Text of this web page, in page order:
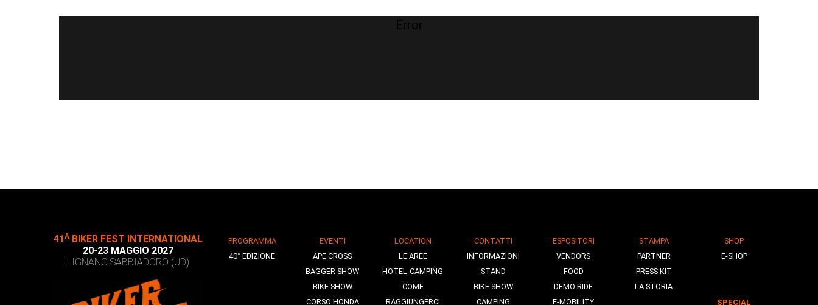
Error
41ABIKER FEST INTERNATIONAL
20-23 MAGGIO 2027
LIGNANO SABBIADORO (UD)
PROGRAMMA
40° EDIZIONE
EVENTI
APE CROSS
BAGGER SHOW
BIKE SHOW
CORSO HONDA
LOCATION
LE AREE
HOTEL-CAMPING
COME
RAGGIUNGERCI
CONTATTI
INFORMAZIONI
STAND
BIKE SHOW
CAMPING
ESPOSITORI
VENDORS
FOOD
DEMO RIDE
E-MOBILITY
STAMPA
PARTNER
PRESS KIT
LA STORIA
SHOP
E-SHOP
SPECIAL